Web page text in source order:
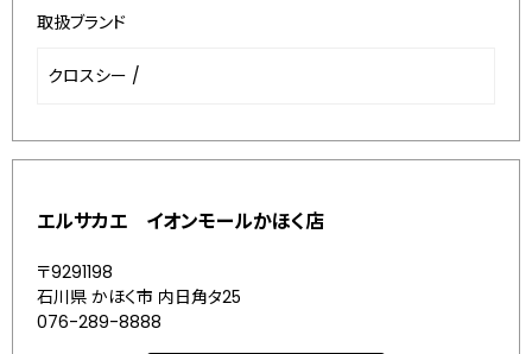
取扱ブランド
クロスシー /
エルサカエ イオンモールかほく店
〒9291198
石川県 かほく市 内日角タ25
076-289-8888